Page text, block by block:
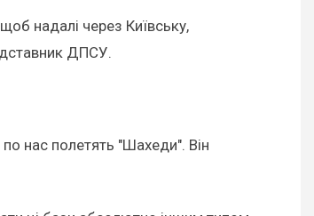
щоб надалі через Київську,
ДПСУ.
нас полетять "Шахеди". Він